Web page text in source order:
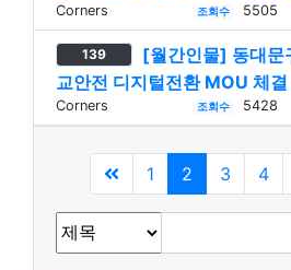
Corners 조회수 5505
139
[월간인물] 동대문
교안전 디지털전환 MOU 체결
Corners 조회수 5428
1 2 현재페이지
3 4